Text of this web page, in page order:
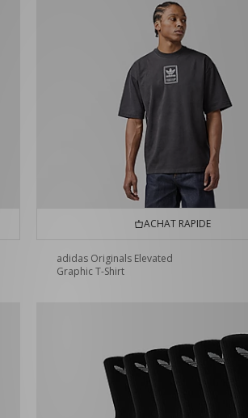
ACHAT RAPIDE
adidas Originals Elevated
Graphic T-Shirt